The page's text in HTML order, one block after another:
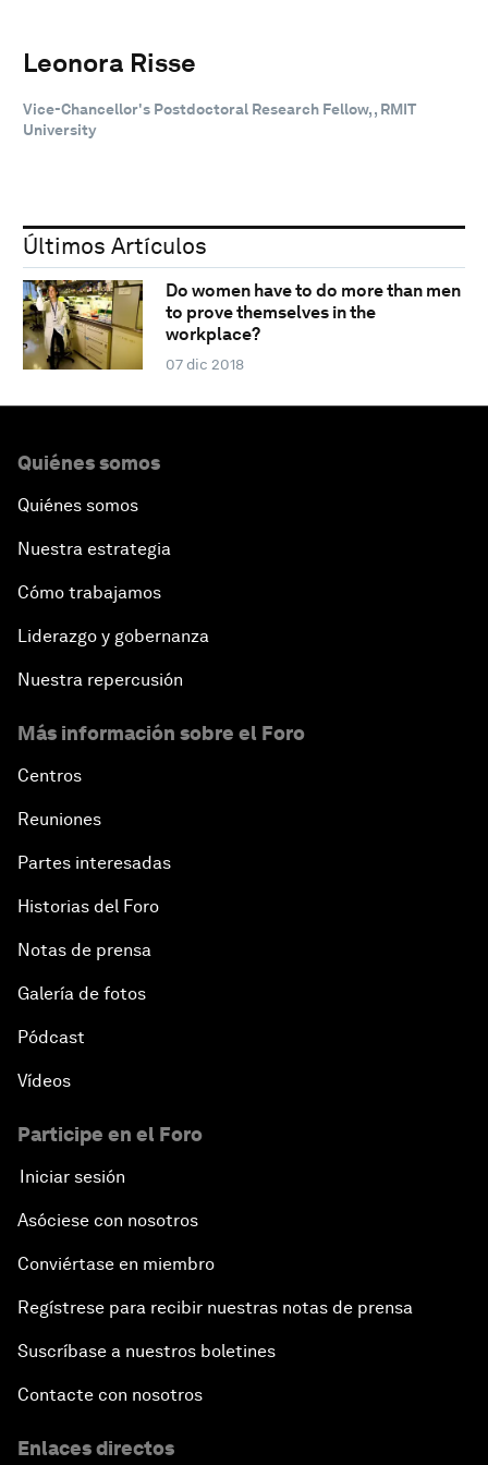
Leonora Risse
Vice-Chancellor's Postdoctoral Research Fellow, , RMIT
University
Últimos Artículos
Do women have to do more than men
to prove themselves in the
workplace?
07 dic 2018
Quiénes somos
Quiénes somos
Nuestra estrategia
Cómo trabajamos
Liderazgo y gobernanza
Nuestra repercusión
Más información sobre el Foro
Centros
Reuniones
Partes interesadas
Historias del Foro
Notas de prensa
Galería de fotos
Pódcast
Vídeos
Participe en el Foro
Iniciar sesión
Asóciese con nosotros
Conviértase en miembro
Regístrese para recibir nuestras notas de prensa
Suscríbase a nuestros boletines
Contacte con nosotros
Enlaces directos